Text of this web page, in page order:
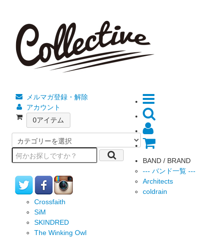
メルマガ登録・解除
アカウント
0アイテム
BAND / BRAND
--- バンド一覧 ---
Architects
coldrain
Crossfaith
SiM
SKINDRED
The Winking Owl